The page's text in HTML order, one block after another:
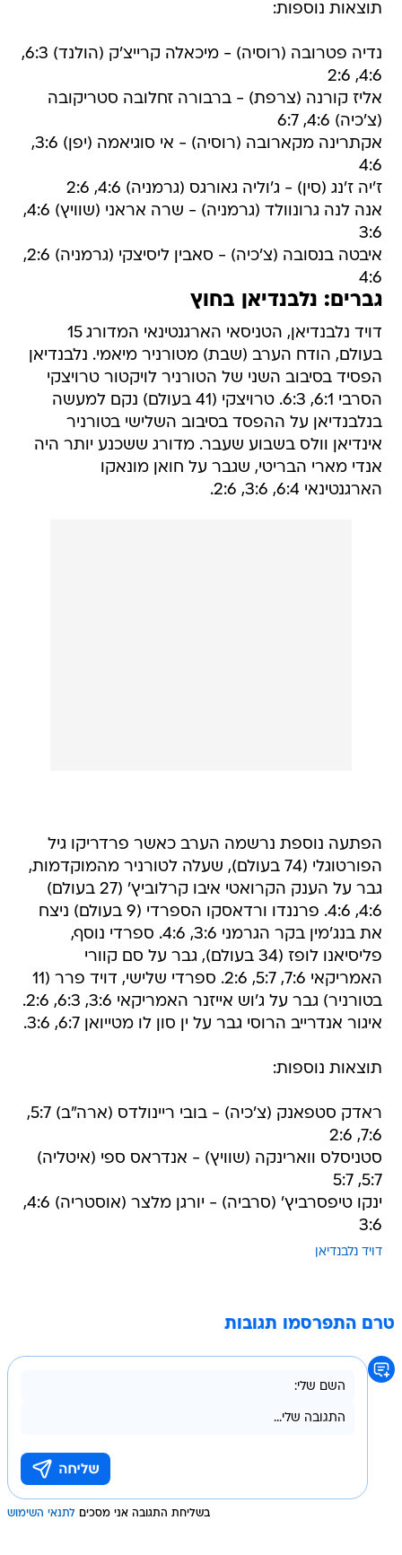
תוצאות נוספות:
נדיה פטרובה (רוסיה) - מיכאלה קרייצ'ק (הולנד) 6:3,
4:6, 2:6
אליז קורנה (צרפת) - ברבורה זחלובה סטריקובה
(צ'כיה) 4:6, 6:7
אקתרינה מקארובה (רוסיה) - אי סוגיאמה (יפן) 3:6,
4:6
ז'יה ז'נג (סין) - ג'וליה גאורגס (גרמניה) 4:6, 2:6
אנה לנה גרונוולד (גרמניה) - שרה אראני (שוויץ) 4:6,
3:6
איבטה בנסובה (צ'כיה) - סאבין ליסיצקי (גרמניה) 2:6,
4:6
גברים: נלבנדיאן בחוץ
דויד נלבנדיאן, הטניסאי הארגנטינאי המדורג 15
בעולם, הודח הערב (שבת) מטורניר מיאמי. נלבנדיאן
הפסיד בסיבוב השני של הטורניר לויקטור טרויצקי
הסרבי 6:1, 6:3. טרויצקי (41 בעולם) נקם למעשה
בנלבנדיאן על ההפסד בסיבוב השלישי בטורניר
אינדיאן וולס בשבוע שעבר. מדורג ששכנע יותר היה
אנדי מארי הבריטי, שגבר על חואן מונאקו
הארגנטינאי 6:4, 3:6, 2:6.
הפתעה נוספת נרשמה הערב כאשר פרדריקו גיל
הפורטוגלי (74 בעולם), שעלה לטורניר מהמוקדמות,
גבר על הענק הקרואטי איבו קרלוביץ' (27 בעולם)
4:6, 4:6. פרננדו ורדאסקו הספרדי (9 בעולם) ניצח
את בנג'מין בקר הגרמני 3:6, 4:6. ספרדי נוסף,
פליסיאנו לופז (34 בעולם), גבר על סם קוורי
האמריקאי 7:6, 5:7, 2:6. ספרדי שלישי, דויד פרר (11
בטורניר) גבר על ג'וש אייזנר האמריקאי 3:6, 6:3, 2:6.
איגור אנדרייב הרוסי גבר על ין סון לו מטייואן 6:7, 3:6.
תוצאות נוספות:
ראדק סטפאנק (צ'כיה) - בובי ריינולדס (ארה"ב) 5:7,
7:6, 2:6
סטניסלס ווארינקה (שוויץ) - אנדראס ספי (איטליה)
5:7, 5:7
ינקו טיפסרביץ' (סרביה) - יורגן מלצר (אוסטריה) 4:6,
3:6
דויד נלבנדיאן
טרם התפרסמו תגובות
בשליחת התגובה אני מסכים לתנאי השימוש